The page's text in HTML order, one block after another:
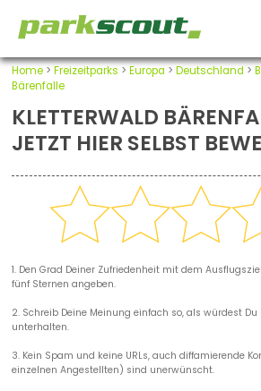
Home> Freizeitparks > Europa > Deutschland >
Bärenfalle
KLETTERWALD
JETZT HIER SELBST
1. Den Grad Deiner Zufriedenheit mit dem
fünf Sternen angeben.
2. Schreib Deine Meinung einfach so, als würdest
unterhalten.
3. Kein Spam und keine URLs, auch diffamierende
einzelnen Angestellten) sind unerwünscht.